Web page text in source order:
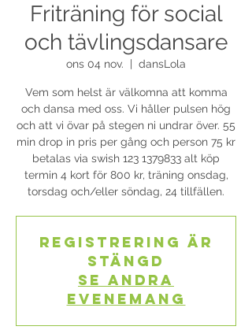
Friträning för social
och tävlingsdansare
ons 04 nov. dansLola
Vem som helst är välkomna att komma
och dansa med oss. Vi håller pulsen hög
och att vi övar på stegen ni undrar över. 55
min drop in pris per gång och person 75 kr
betalas via swish 123 1379833 alt köp
termin 4 kort för 800 kr, träning onsdag,
torsdag och/eller söndag, 24 tillfällen.
Registrering är
stängd
Se andra
evenemang